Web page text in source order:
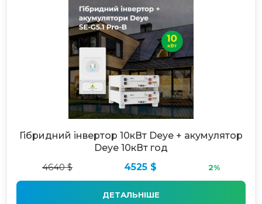
Гібридний інвертор 10кВт Deye + акумулятор
Deye 10кВт год
4640 $
4525 $ 2%
ДЕТАЛЬНІШЕ